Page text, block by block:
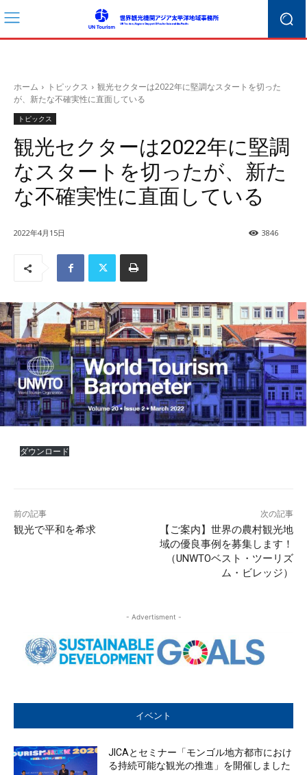
ホーム トピックス
観光セクターは2022年に堅調なスタートを切った
が、新たな不確実性に直面している
トピックス
観光セクターは2022年に堅調
なスタートを切ったが、新た
な不確実性に直面している
2022年4月15日 3846
ダウンロード
前の記事
観光で平和を希求
次の記事
【ご案内】世界の農村観光地
域の優良事例を募集します！
（UNWTOベスト・ツーリズ
ム・ビレッジ）
- Advertisment -
イベント
JICAとセミナー「モンゴル地方都市におけ
る持続可能な観光の推進」を開催しました